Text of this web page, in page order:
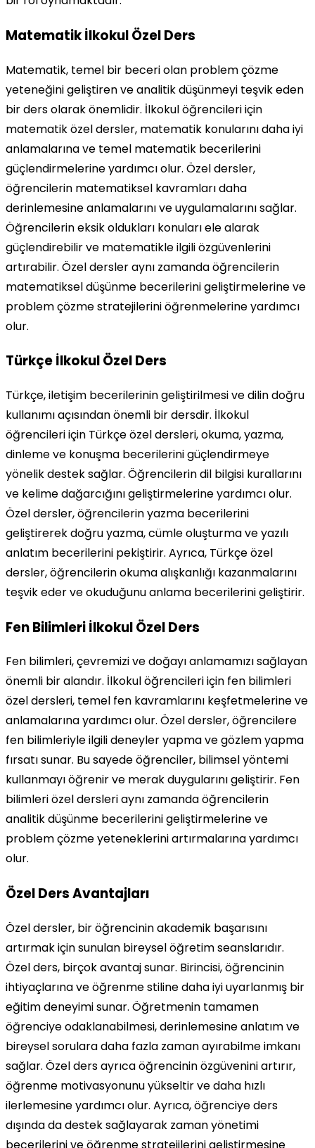
Matematik İlkokul Özel Ders
Matematik, temel bir beceri olan problem çözme
yeteneğini geliştiren ve analitik düşünmeyi teşvik eden
bir ders olarak önemlidir. İlkokul öğrencileri için
matematik özel dersler, matematik konularını daha iyi
anlamalarına ve temel matematik becerilerini
güçlendirmelerine yardımcı olur. Özel dersler,
öğrencilerin matematiksel kavramları daha
derinlemesine anlamalarını ve uygulamalarını sağlar.
Öğrencilerin eksik oldukları konuları ele alarak
güçlendirebilir ve matematikle ilgili özgüvenlerini
artırabilir. Özel dersler aynı zamanda öğrencilerin
matematiksel düşünme becerilerini geliştirmelerine ve
problem çözme stratejilerini öğrenmelerine yardımcı
olur.
Türkçe İlkokul Özel Ders
Türkçe, iletişim becerilerinin geliştirilmesi ve dilin doğru
kullanımı açısından önemli bir dersdir. İlkokul
öğrencileri için Türkçe özel dersleri, okuma, yazma,
dinleme ve konuşma becerilerini güçlendirmeye
yönelik destek sağlar. Öğrencilerin dil bilgisi kurallarını
ve kelime dağarcığını geliştirmelerine yardımcı olur.
Özel dersler, öğrencilerin yazma becerilerini
geliştirerek doğru yazma, cümle oluşturma ve yazılı
anlatım becerilerini pekiştirir. Ayrıca, Türkçe özel
dersler, öğrencilerin okuma alışkanlığı kazanmalarını
teşvik eder ve okuduğunu anlama becerilerini geliştirir.
Fen Bilimleri İlkokul Özel Ders
Fen bilimleri, çevremizi ve doğayı anlamamızı sağlayan
önemli bir alandır. İlkokul öğrencileri için fen bilimleri
özel dersleri, temel fen kavramlarını keşfetmelerine ve
anlamalarına yardımcı olur. Özel dersler, öğrencilere
fen bilimleriyle ilgili deneyler yapma ve gözlem yapma
fırsatı sunar. Bu sayede öğrenciler, bilimsel yöntemi
kullanmayı öğrenir ve merak duygularını geliştirir. Fen
bilimleri özel dersleri aynı zamanda öğrencilerin
analitik düşünme becerilerini geliştirmelerine ve
problem çözme yeteneklerini artırmalarına yardımcı
olur.
Özel Ders Avantajları
Özel dersler, bir öğrencinin akademik başarısını
artırmak için sunulan bireysel öğretim seanslarıdır.
Özel ders, birçok avantaj sunar. Birincisi, öğrencinin
ihtiyaçlarına ve öğrenme stiline daha iyi uyarlanmış bir
eğitim deneyimi sunar. Öğretmenin tamamen
öğrenciye odaklanabilmesi, derinlemesine anlatım ve
bireysel sorulara daha fazla zaman ayırabilme imkanı
sağlar. Özel ders ayrıca öğrencinin özgüvenini artırır,
öğrenme motivasyonunu yükseltir ve daha hızlı
ilerlemesine yardımcı olur. Ayrıca, öğrenciye ders
dışında da destek sağlayarak zaman yönetimi
becerilerini ve öğrenme stratejilerini geliştirmesine